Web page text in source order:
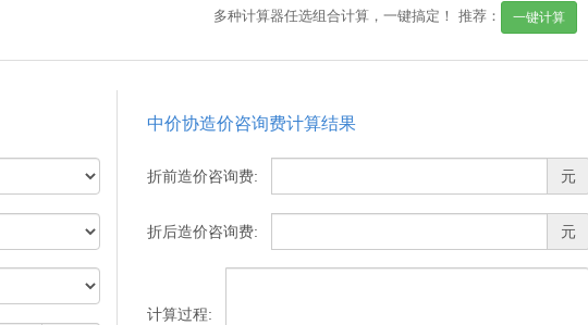
多种计算器任选组合计算，一键搞定！推荐： 一键计算
中价协造价咨询费计算结果
折前造价咨询费: 元
折后造价咨询费: 元
计算过程: